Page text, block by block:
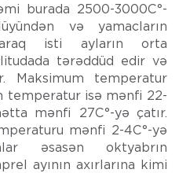
burada 2500-3000C°-
və yamacların
isti ayların orta
tərəddüd edir və
Maksimum temperatur
temperatur isə mənfi 22-
mənfi 27C°-yə çatır.
mənfi 2-4C°-yə
əsasən oktyabrın
ayının axırlarına kimi